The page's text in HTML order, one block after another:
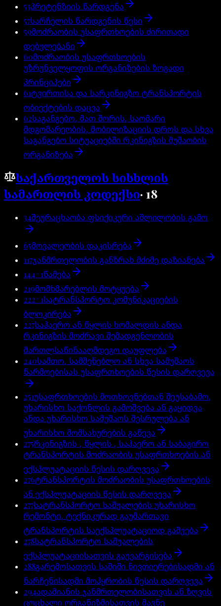
53პრეტენზიის წარდგენა
57სარჩელის წარდგენის წესი
59მოძრაობის უსაფრთხოების ძირითადი
დებულებანი
60მოძრაობის უსაფრთხოების
უზრუნველყოფის ორგანიზების ზოგადი
პრინციპები
61ტვირთისა და სარკინიგზო ტრანსპორტის
ობიექტების დაცვა
62საგანგებო, მათ შორის, საომარი
მდგომარეობის, მობილიზაციის დროს და სხვა
საგანგებო სიტუაციებში რკინიგზის მუშაობის
ორგანიზება
საქართველოს სისხლის
სამართლის კოდექსი·18
34შეურაცხაობა ფსიქიკური აშლილობის გამო
65მოვალეობის დაკისრება
117ჯანმრთელობის განზრახ მძიმე დაზიანება
144^1წამება
219მომხმარებლის მოტყუება
222^1სატრანსპორტო კომუნიკაციების
ბლოკირება
227საჰაერო ან წყლის ხომალდის ანდა
რკინიგზის მოძრავი შემადგენლობის
მართლსაწინააღმდეგო დაუფლება
240სამთო, სამშენებლო ან სხვა სამუშაოს
წარმოებისას უსაფრთხოების წესის დარღვევა
251უსაფრთხოების მოთხოვნებთან შეუსაბამო,
უხარისხო საქონლის გამოშვება ან გაყიდვა
ანდა უხარისხო სამუშაოს შესრულება ან
უხარისხო მომსახურების გაწევა
275რკინიგზის , წყლის , საჰაერო ან საბაგირო
ტრანსპორტის მოძრაობის უსაფრთხოების ან
ექსპლუატაციის წესის დარღვევა
276ტრანსპორტის მოძრაობის უსაფრთხოების
ან ექსპლუატაციის წესის დარღვევა
277სატრანსპორტო საშუალების უხარისხო
რემონტი, ტექნიკურად გაუმართავი
ტრანსპორტის საექსპლუატაციოდ გაშვება
278სატრანსპორტო საშუალების
ექსპლუატაციისათვის გაუვარგისება
288გარემოსათვის საშიში ნივთიერებისადმი ან
ნარჩენისადმი მოპყრობის წესის დარღვევა
294ადამიანის ჯანმრთელობისათვის ან ზღვის
ცოცხალი ორგანიზმისათვის მავნე